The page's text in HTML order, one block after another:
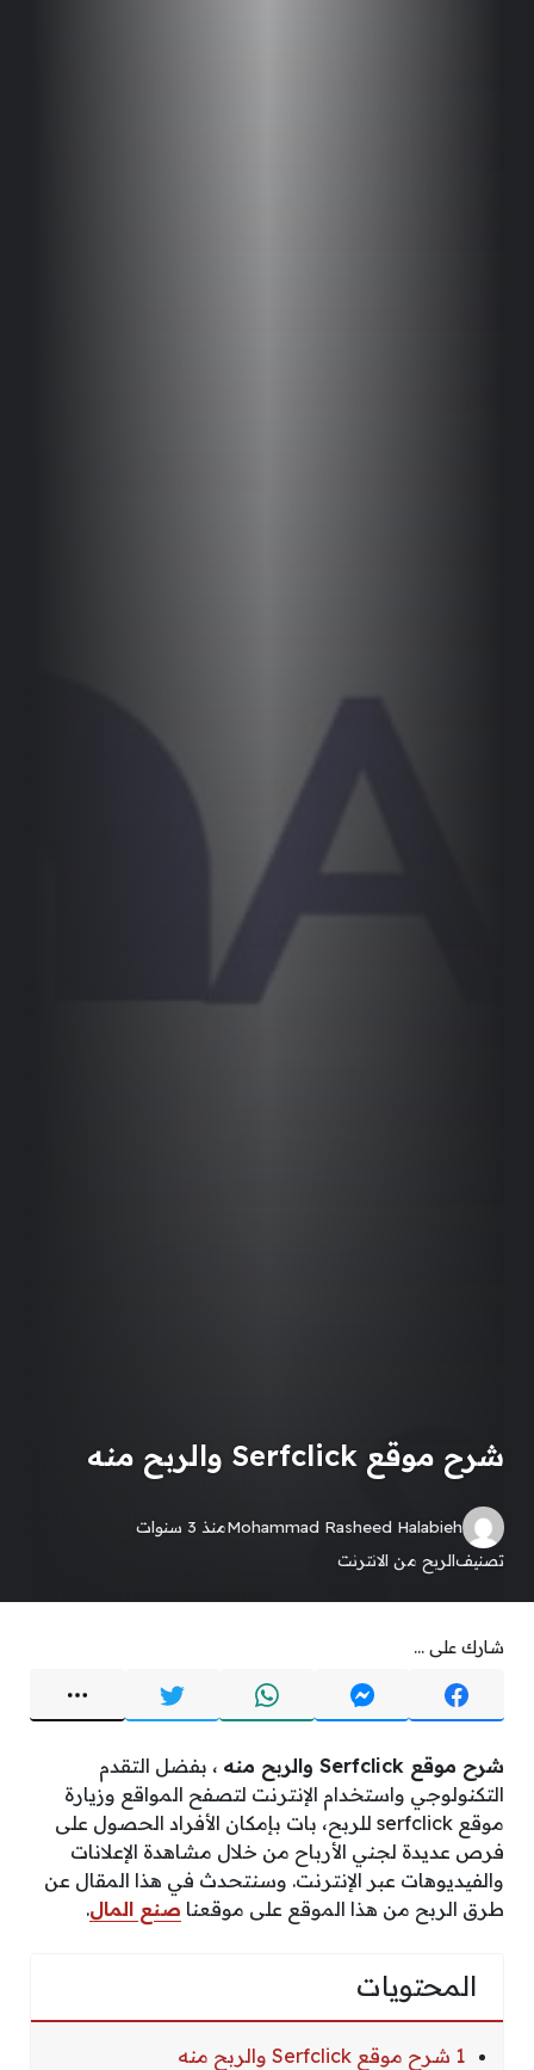
شرح موقع Serfclick والربح منه
Mohammad Rasheed Halabiehمنذ 3 سنوات
تصنيفالربح من الانترنت
شارك على ...
شرح موقع Serfclick والربح منه
، بفضل التقدم
التكنولوجي واستخدام الإنترنت لتصفح المواقع وزيارة
موقع serfclick للربح، بات بإمكان الأفراد الحصول على
فرص عديدة لجني الأرباح من خلال مشاهدة الإعلانات
والفيديوهات عبر الإنترنت. وسنتحدث في هذا المقال عن
طرق الربح من هذا الموقع على موقعنا صنع المال.
المحتويات
1 شرح موقع Serfclick والربح منه